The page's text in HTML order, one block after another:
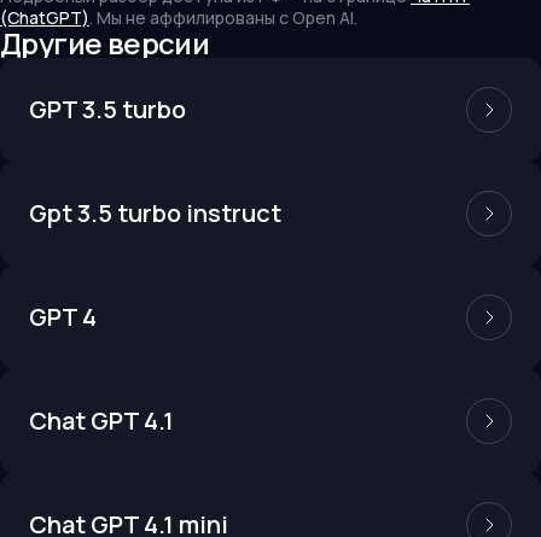
(ChatGPT). Мы не аффилированы с Open AI.
Другие версии
GPT 3.5 turbo
Gpt 3.5 turbo instruct
GPT 4
Chat GPT 4.1
Chat GPT 4.1 mini